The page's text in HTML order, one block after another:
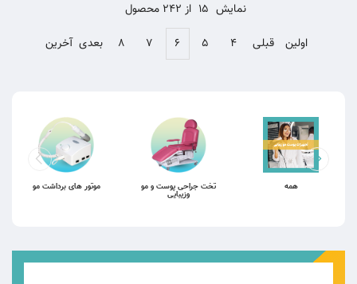
نمایش 15 از 242 محصول
اولین
قبلی ۴ ۵ ۶ ۷ ۸ بعدی آخرین
همه تخت جراحی پوست و مو
وزیبایی
موتور های برداشت مو